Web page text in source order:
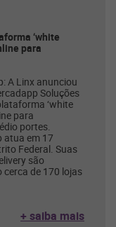
‘white
para
A Linx anunciou
Soluções
‘white
para
portes.
atua em 17
Federal. Suas
são
cerca de 170 lojas
+ saiba mais